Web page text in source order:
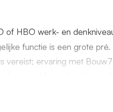
of HBO werk- en
functie is een grote pré.
vereist; ervaring met
rustig blijft als de planning